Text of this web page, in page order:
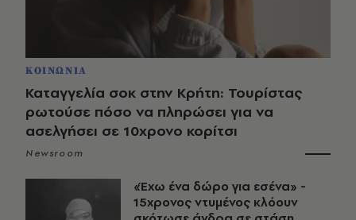
ΚΟΙΝΩΝΙΑ
Καταγγελία σοκ στην Κρήτη: Τουρίστας
ρωτούσε πόσο να πληρώσει για να
ασελγήσει σε 10χρονο κορίτσι
Newsroom
«Έχω ένα δώρο για εσένα» -
15χρονος ντυμένος κλόουν